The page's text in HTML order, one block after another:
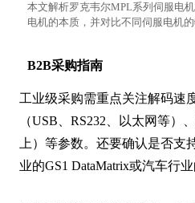
本文解析罗克韦尔MPL系列伺服电
电机的本质，并对比不同伺服电机
B2B采购指南
工业级采购需重点关注解码速
（USB、RS232、以太网等）
上）等参数。还要确认是否支
业的GS1 DataMatrix或汽车行业